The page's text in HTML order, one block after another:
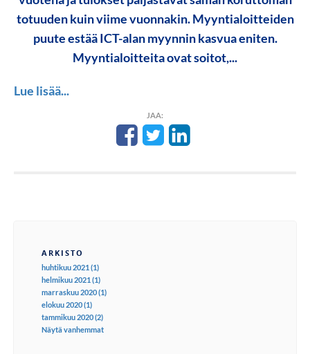
totuuden kuin viime vuonnakin.Myyntialoitteiden
puuteestää ICT-alan myynnin kasvua eniten.
Myyntialoitteita ovat soitot,...
Lue lisää...
JAA:
ARKISTO
huhtikuu 2021 (1)
helmikuu 2021 (1)
marraskuu 2020 (1)
elokuu 2020 (1)
tammikuu 2020 (2)
Näytä vanhemmat